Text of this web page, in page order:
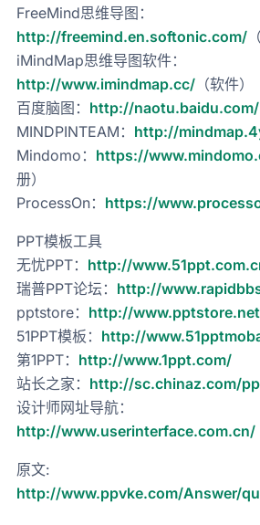
FreeMind思维导图：
http://freemind.en.softonic.com/
iMindMap思维导图软件：
http://www.imindmap.cc/ （软件）
百度脑图： http://naotu.baidu.com/
MINDPINTEAM： http://
Mindomo： https://
册）
ProcessOn： https://
PPT模板工具
无忧PPT： http://
瑞普PPT论坛： http://
pptstore： http://
51PPT模板： http://
第1PPT： http://www.1ppt.com/
站长之家： http://sc.chinaz.com/
设计师网址导航：
http://www.userinterface.com.cn/
原文:
http://www.ppvke.com/Answer/